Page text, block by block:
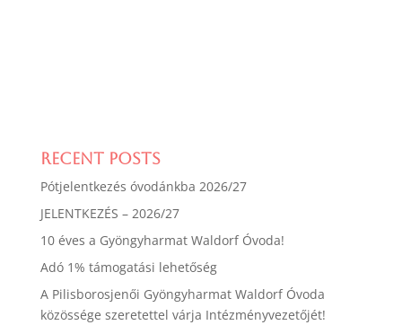
Recent Posts
Pótjelentkezés óvodánkba 2026/27
JELENTKEZÉS – 2026/27
10 éves a Gyöngyharmat Waldorf Óvoda!
Adó 1% támogatási lehetőség
A Pilisborosjenői Gyöngyharmat Waldorf Óvoda
közössége szeretettel várja Intézményvezetőjét!